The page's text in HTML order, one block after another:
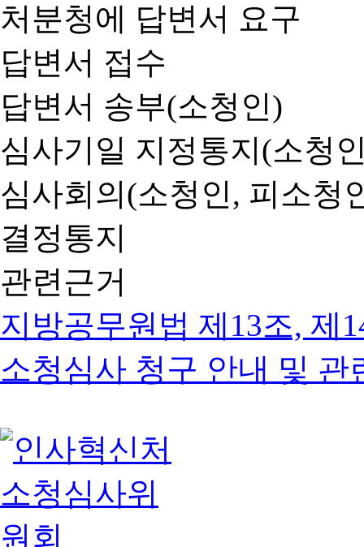
처분청에 답변서 요구
답변서 접수
답변서 송부(소청인)
심사기일 지정통지(소청
심사회의(소청인, 피소청
결정통지
관련근거
지방공무원법 제13조, 제
소청심사 청구 안내 및 관